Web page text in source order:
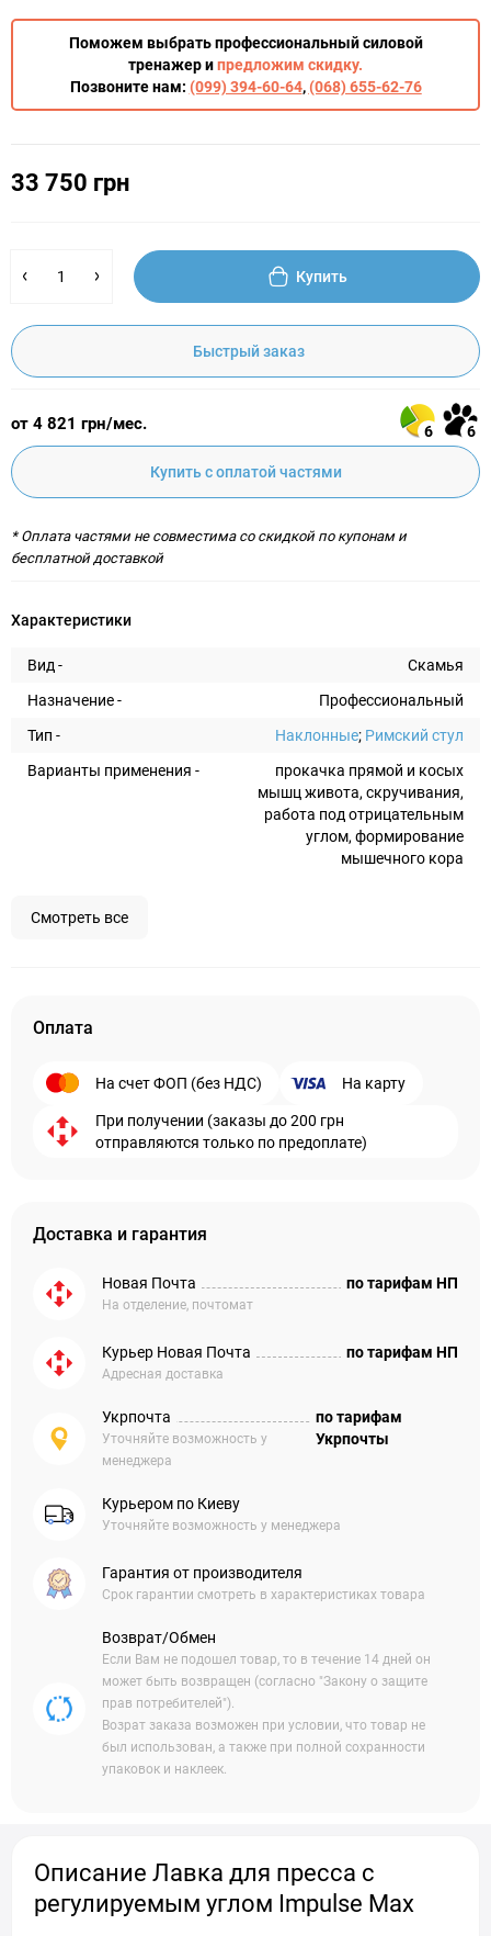
Поможем выбрать профессиональный силовой
тренажер ипредложим скидку.
Позвоните нам: (099) 394-60-64,(068) 655-62-76
33 750 грн
Купить
Быстрый заказ
от 4 821 грн/мес. 6 6
Купить с оплатой частями
* Оплата частями не совместима со скидкой по купонам и
бесплатной доставкой
Характеристики
Вид -
Скамья
Назначение -
Профессиональный
Тип -
Наклонные; Римский стул
Варианты применения -
прокачка прямой и косых
мышц живота, скручивания,
работа под отрицательным
углом, формирование
мышечного кора
Смотреть все
Оплата
На счет ФОП (без НДС) На карту
При получении (заказы до 200 грн
отправляются только по предоплате)
Доставка и гарантия
Новая Почта
На отделение, почтомат
по тарифам НП
Курьер Новая Почта
Адресная доставка
по тарифам НП
Укрпочта
Уточняйте возможность у
менеджера
по тарифам
Укрпочты
Курьером по Киеву
Уточняйте возможность у менеджера
Гарантия от производителя
Срок гарантии смотреть в характеристиках товара
Возврат/Обмен
Если Вам не подошел товар, то в течение 14 дней он
может быть возвращен (согласно "Закону о защите
прав потребителей").
Возрат заказа возможен при условии, что товар не
был использован, а также при полной сохранности
упаковок и наклеек.
Описание Лавка для пресса с
регулируемым углом Impulse Max